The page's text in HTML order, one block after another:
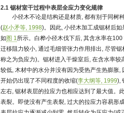
2.1 锯材室干过程中表层全应力变化规律
小径木不论是结构还是材质, 都有别于同树
(赵小矛等, 1998)。因此, 小径木加工成锯材后
如 图 1所示。白桦小径木伐下后, 其含水率在
迁移阻力较小, 通过毛细管张力作用排出, 尽管
称之为负应力)。锯材进入干燥室后, 在含水率
较低, 木材中的水分并没有因为受热产生热膨胀
开始仍出现了不同程度的收缩(李大纲等, 1999),
左右, 锯材表层的拉应力也相应达到了最大值。
表裂。即使没有产生表裂, 过大的拉应力容易形